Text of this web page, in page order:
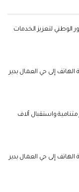
لتعزيز الخدمات
خدمة الهاتف إلى حي العمال بدير
واستقبال آلاف
خدمة الهاتف إلى حي العمال بدير